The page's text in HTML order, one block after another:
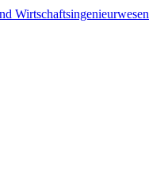
Wirtschaftsingenieurwesen